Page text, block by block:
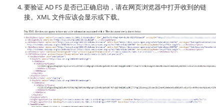
要验证 AD FS 是否已正确启动，请在网页浏览器中打开收到的链
接。XML 文件应该会显示或下载。